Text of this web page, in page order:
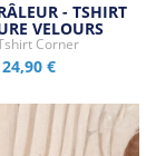
- TSHIRT
VELOURS
Corner
24,90 €